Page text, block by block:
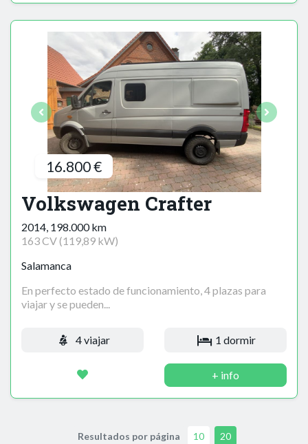
16.800 €
Volkswagen Crafter
2014, 198.000 km
163 CV (119,89 kW)
Salamanca
En perfecto estado de funcionamiento, 4 plazas para
viajar y se pueden...
4 viajar 1 dormir
+ info
Resultados por página 10 20